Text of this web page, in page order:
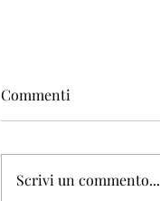
Commenti
Scrivi un commento...